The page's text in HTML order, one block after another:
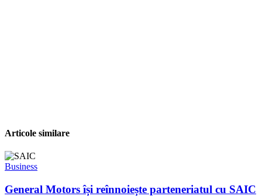
Articole similare
Business
General Motors își reînnoiește parteneriatul cu SAIC